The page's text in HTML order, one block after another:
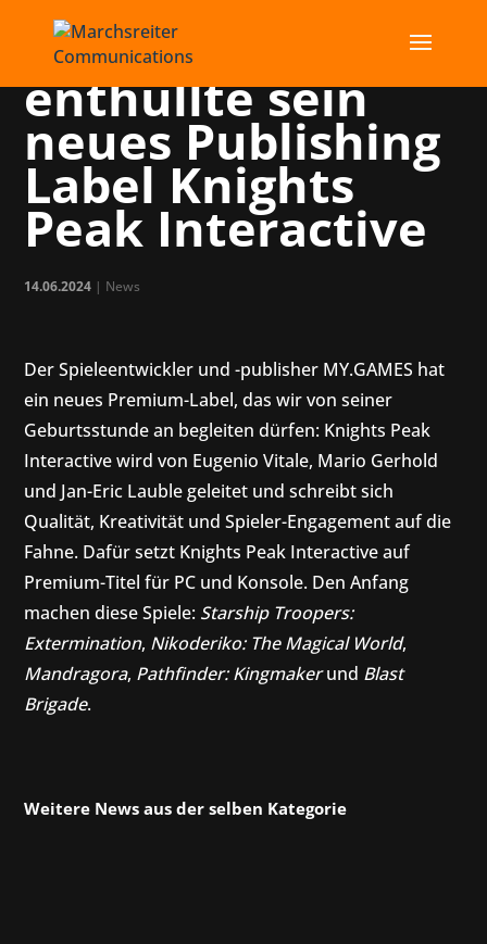
MY.GAMES
enthüllte sein
neues Publishing
Label Knights
Peak Interactive
14.06.2024 | News
Der Spieleentwickler und -publisher MY.GAMES hat
ein neues Premium-Label, das wir von seiner
Geburtsstunde an begleiten dürfen: Knights Peak
Interactive wird von Eugenio Vitale, Mario Gerhold
und Jan-Eric Lauble geleitet und schreibt sich
Qualität, Kreativität und Spieler-Engagement auf die
Fahne. Dafür setzt Knights Peak Interactive auf
Premium-Titel für PC und Konsole. Den Anfang
machen diese Spiele: Starship Troopers:
Extermination, Nikoderiko: The Magical World,
Mandragora, Pathfinder: Kingmakerund Blast
Brigade.
Weitere News aus der selben Kategorie